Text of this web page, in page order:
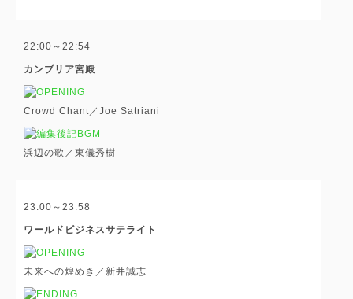
22:00～22:54
カンブリア宮殿
Crowd Chant／Joe Satriani
浜辺の歌／東儀秀樹
23:00～23:58
ワールドビジネスサテライト
未来への煌めき／新井誠志